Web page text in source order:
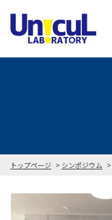
トップページ シンポジウム